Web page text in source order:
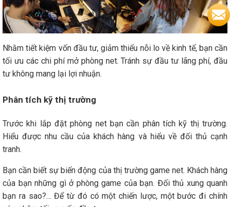
Nhằm tiết kiệm vốn đầu tư, giảm thiểu nỗi lo về kinh tế, bạn cần
tối ưu các chi phí mở phòng net. Tránh sự đầu tư lãng phí, đầu
tư không mang lại lợi nhuận.
Phân tích kỹ thị trường
Trước khi lắp đặt phòng net bạn cần phân tích kỹ thị trường.
Hiểu được nhu cầu của khách hàng và hiểu về đối thủ cạnh
tranh.
Bạn cần biết sự biến động của thị trường game net. Khách hàng
của bạn những gì ở phòng game của bạn. Đối thủ xung quanh
bạn ra sao?… Để từ đó có một chiến lược, một bước đi chính